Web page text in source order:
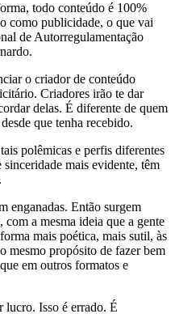
todo conteúdo é 100%
como publicidade, o que vai
de Autorregulamentação
o criador de conteúdo
Criadores irão te dar
delas. É diferente de quem
que tenha recebido.
polêmicas e perfis diferentes
mais evidente, têm
enganadas. Então surgem
com a mesma ideia que a gente
mais poética, mais sutil, às
mesmo propósito de fazer bem
em outros formatos e
lucro. Isso é errado. É